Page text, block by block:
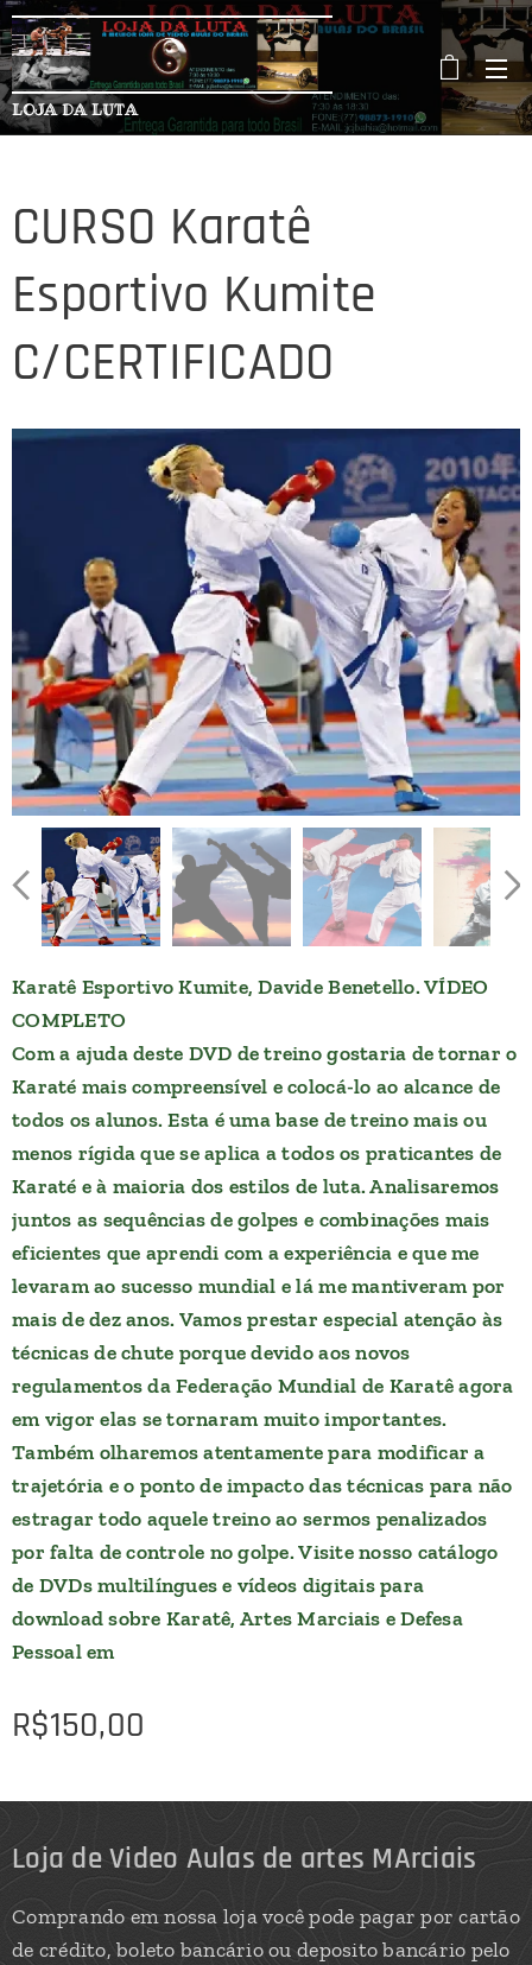
LOJA DA LUTA
CURSO Karatê
Esportivo Kumite
C/CERTIFICADO
Karatê Esportivo Kumite, Davide Benetello. VÍDEO
COMPLETO
Com a ajuda deste DVD de treino gostaria de tornar o
Karaté mais compreensível e colocá-lo ao alcance de
todos os alunos. Esta é uma base de treino mais ou
menos rígida que se aplica a todos os praticantes de
Karaté e à maioria dos estilos de luta. Analisaremos
juntos as sequências de golpes e combinações mais
eficientes que aprendi com a experiência e que me
levaram ao sucesso mundial e lá me mantiveram por
mais de dez anos. Vamos prestar especial atenção às
técnicas de chute porque devido aos novos
regulamentos da Federação Mundial de Karatê agora
em vigor elas se tornaram muito importantes.
Também olharemos atentamente para modificar a
trajetória e o ponto de impacto das técnicas para não
estragar todo aquele treino ao sermos penalizados
por falta de controle no golpe. Visite nosso catálogo
de DVDs multilíngues e vídeos digitais para
download sobre Karatê, Artes Marciais e Defesa
Pessoal em
R$150,00
Loja de Video Aulas de artes MArciais
Comprando em nossa loja você pode pagar por cartão
de crédito, boleto bancário ou deposito bancário pelo